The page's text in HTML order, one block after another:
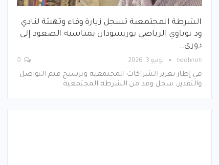
الشرطة المجتمعية تسجل زيارة وفاء وتهنئة لنادي
ود نوباوي الرياضي بورتسودان بمناسبة الصعود إلى
دوري…
noohnoh يونيو 3, 2026
في إطار تعزيز الشراكات المجتمعية وترسيخ قيم التواصل
والتقدير، سجل وفد من الشرطة المجتمعية